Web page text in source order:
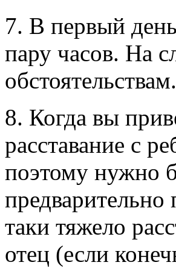
7. В первый
пару часов. На
обстоятельствам.
8. Когда вы
расставание с
поэтому нужно
таки тяжело
отец (если